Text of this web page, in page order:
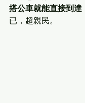
搭公車就能直接到達
已，超親民。